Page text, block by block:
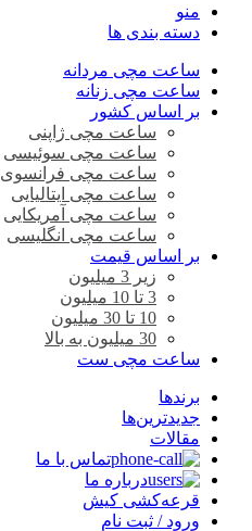
منو
دسته بندی ها
ساعت مچی مردانه
ساعت مچی زنانه
بر اساس کشور
ساعت مچی ژاپنی
ساعت مچی سوئیسی
ساعت مچی فرانسوی
ساعت مچی ایتالیایی
ساعت مچی آمریکایی
ساعت مچی انگلیسی
بر اساس قیمت
زیر 3 میلیون
3 تا 10 میلیون
10 تا 30 میلیون
30 میلیون به بالا
ساعت مچی ست
برندها
جدیدترین‌ها
مقالات
تماس با ما
درباره ما
قرعه‌کشی کیش
ورود / ثبت نام